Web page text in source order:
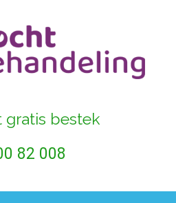
gratis bestek
82 008